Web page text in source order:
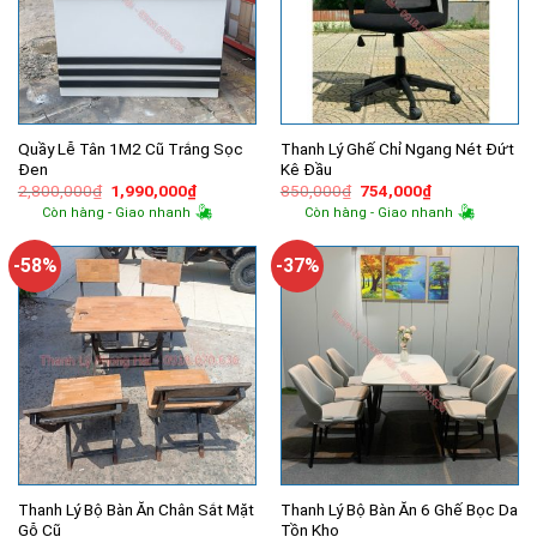
Quầy Lễ Tân 1M2 Cũ Trắng Sọc
Đen
2,800,000₫ Giá
gốc
là:
1,990,000₫Giá
hiện
tại
1,990,000₫.
Còn hàng - Giao nhanh
Thanh Lý Ghế Chỉ Ngang Nét Đứt
Kê Đầu
850,000₫ Giá
gốc
là:
754,000₫Giá
hiện
tại
754,000₫.
Còn hàng - Giao nhanh
-58%
Thanh Lý Bộ Bàn Ăn Chân Sắt Mặt
Gỗ Cũ
-37%
Thanh Lý Bộ Bàn Ăn 6 Ghế Bọc Da
Tồn Kho